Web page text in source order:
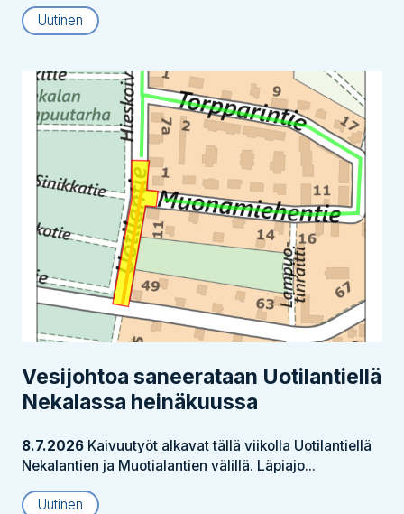
Uutinen
Vesijohtoa saneerataan Uotilantiellä
Nekalassa heinäkuussa
8.7.2026 Kaivuutyöt alkavat tällä viikolla Uotilantiellä
Nekalantien ja Muotialantien välillä. Läpiajo...
Uutinen